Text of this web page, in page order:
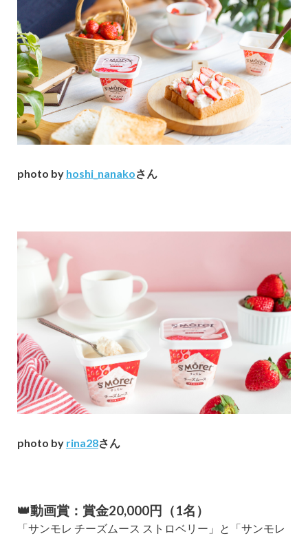
photo by hoshi_nanakoさん
photo by rina28さん
👑動画賞：賞金20,000円（1名）
「サンモレ チーズムース ストロベリー」と「サンモレ